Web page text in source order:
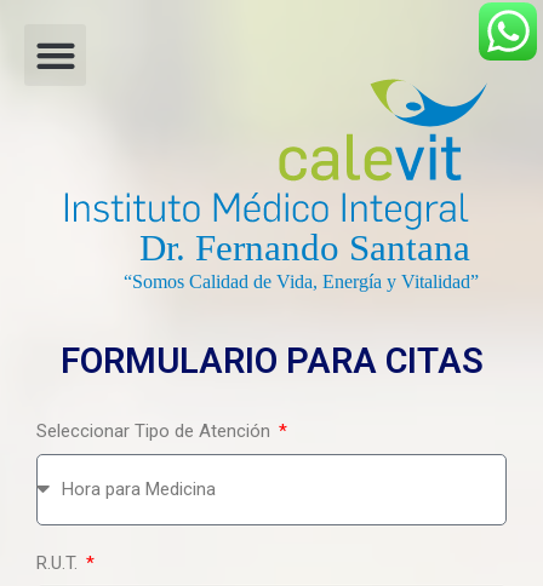
FORMULARIO PARA CITAS
Seleccionar Tipo de Atención
R.U.T.